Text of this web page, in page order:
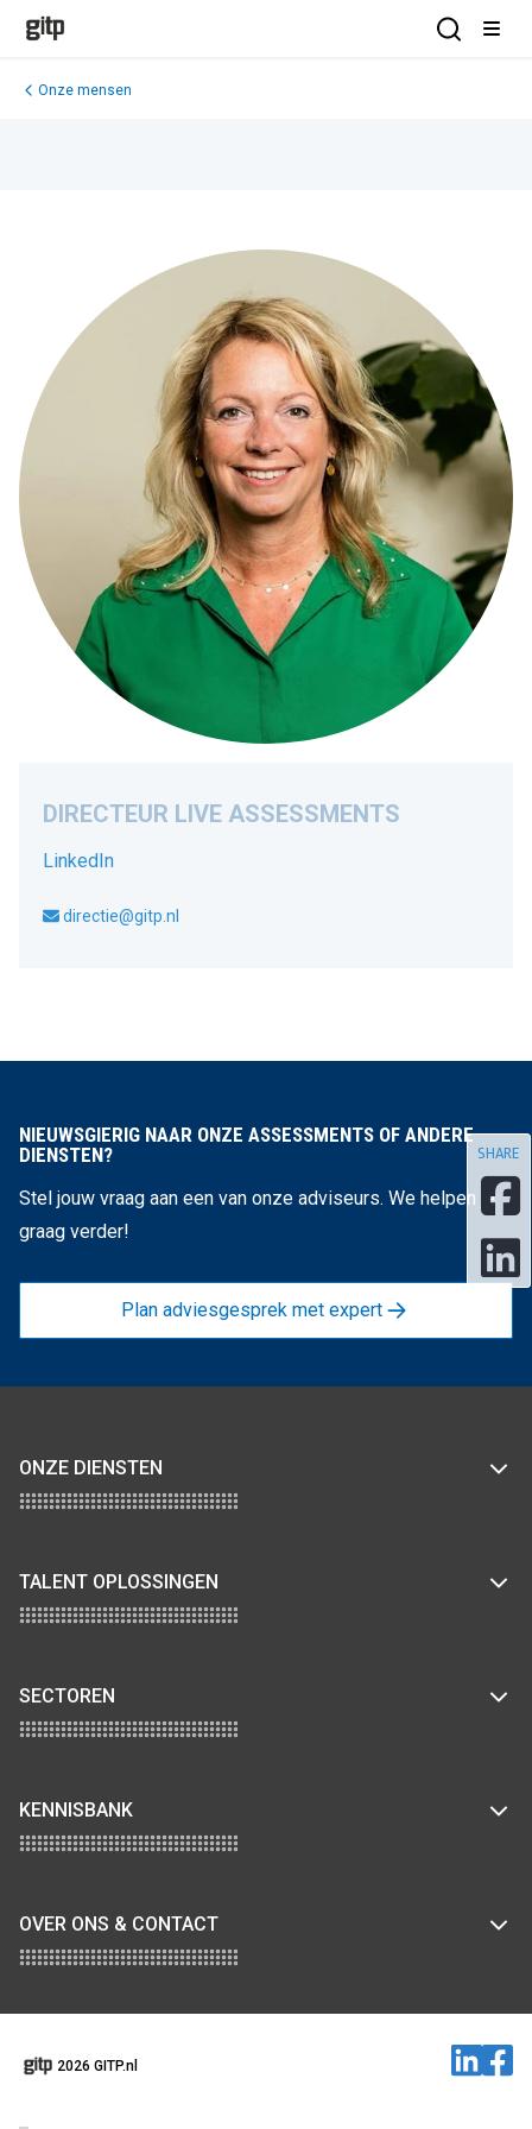
GITP
Open
Onze mensen
SHARE
DIRECTEUR LIVE ASSESSMENTS
LinkedIn
directie@gitp.nl
NIEUWSGIERIG NAAR ONZE ASSESSMENTS OF ANDERE
DIENSTEN?
Stel jouw vraag aan een van onze adviseurs. We helpen je
graag verder!
Plan adviesgesprek met expert
ONZE DIENSTEN
TALENT OPLOSSINGEN
SECTOREN
KENNISBANK
OVER ONS & CONTACT
2026 GITP.nl